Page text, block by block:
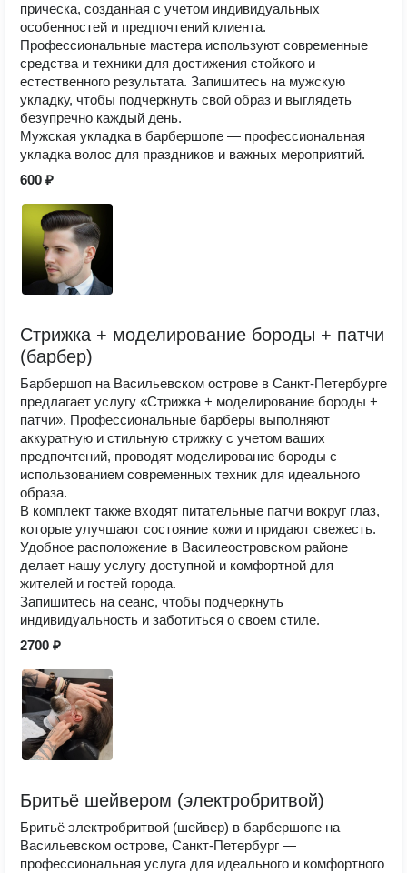
прическа, созданная с учетом индивидуальных
особенностей и предпочтений клиента.
Профессиональные мастера используют современные
средства и техники для достижения стойкого и
естественного результата. Запишитесь на мужскую
укладку, чтобы подчеркнуть свой образ и выглядеть
безупречно каждый день.
Мужская укладка в барбершопе — профессиональная
укладка волос для праздников и важных мероприятий.
600 ₽
Стрижка + моделирование бороды + патчи
(барбер)
Барбершоп на Васильевском острове в Санкт-Петербурге
предлагает услугу «Стрижка + моделирование бороды +
патчи». Профессиональные барберы выполняют
аккуратную и стильную стрижку с учетом ваших
предпочтений, проводят моделирование бороды с
использованием современных техник для идеального
образа.
В комплект также входят питательные патчи вокруг глаз,
которые улучшают состояние кожи и придают свежесть.
Удобное расположение в Василеостровском районе
делает нашу услугу доступной и комфортной для
жителей и гостей города.
Запишитесь на сеанс, чтобы подчеркнуть
индивидуальность и заботиться о своем стиле.
2700 ₽
Бритьё шейвером (электробритвой)
Бритьё электробритвой (шейвер) в барбершопе на
Васильевском острове, Санкт-Петербург —
профессиональная услуга для идеального и комфортного